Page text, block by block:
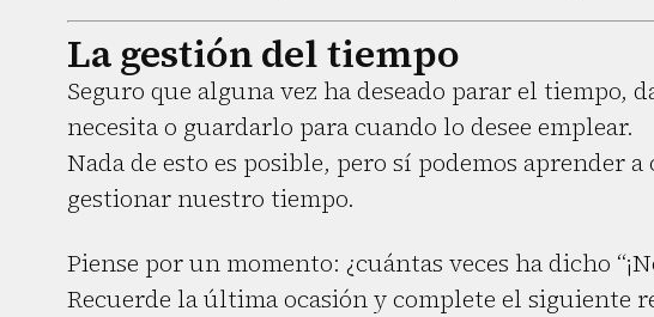
La gestión del tiempo
Seguro que alguna vez ha deseado parar el tiempo,
necesita o guardarlo para cuando lo desee emplear.
Nada de esto es posible, pero sí podemos aprender
gestionar nuestro tiempo.
Piense por un momento: ¿cuántas veces ha dicho
Recuerde la última ocasión y complete el siguiente